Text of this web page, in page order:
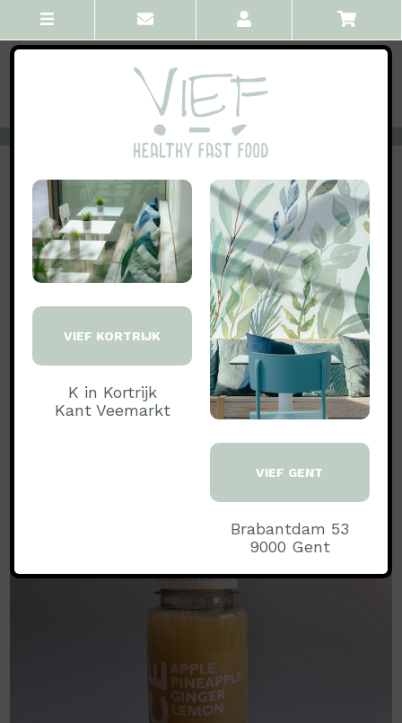
VIEF KORTRIJK
K in Kortrijk
Kant Veemarkt
VIEF GENT
Brabantdam 53
9000 Gent
VORIGE ALLE VOLGENDE
Drinks juices smoothies
Juice Ginger
Appel, ananas, gember, limoen
€ 4.99
geen bestellingen (meer) mogelijk vandaag